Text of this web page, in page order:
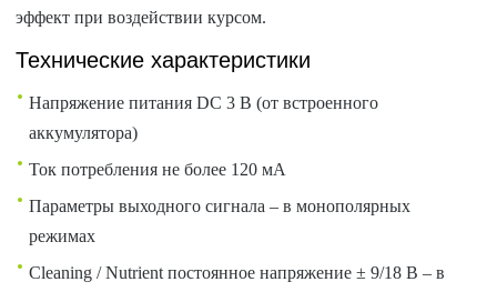
эффект при воздействии курсом.
Технические характеристики
Напряжение питания DC 3 В (от встроенного
аккумулятора)
Ток потребления не более 120 мА
Параметры выходного сигнала – в монополярных
режимах
Cleaning / Nutrient постоянное напряжение ± 9/18 В – в